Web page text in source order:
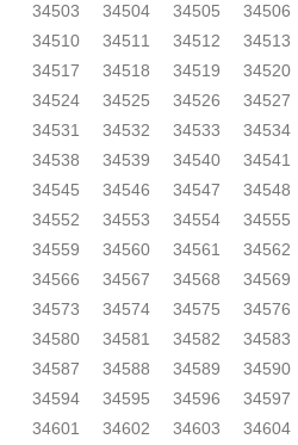
34503
34504 34505 34506
34510
34511 34512 34513
34517
34518 34519 34520
34524
34525 34526 34527
34531
34532 34533 34534
34538
34539 34540 34541
34545
34546 34547 34548
34552
34553 34554 34555
34559
34560 34561 34562
34566
34567 34568 34569
34573
34574 34575 34576
34580
34581 34582 34583
34587
34588 34589 34590
34594
34595 34596 34597
34601
34602 34603 34604